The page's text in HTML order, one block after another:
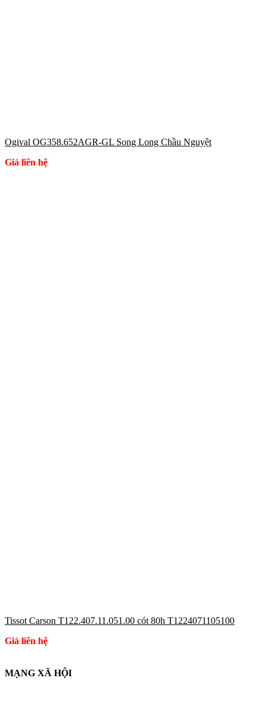
Ogival OG358.652AGR-GL Song Long Chầu Nguyệt
Giá liên hệ
Tissot Carson T122.407.11.051.00 cót 80h T1224071105100
Giá liên hệ
MẠNG XÃ HỘI